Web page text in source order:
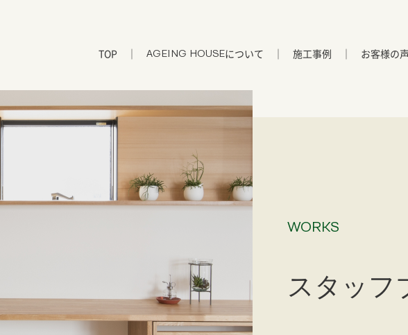
TOP AGEING HOUSEについて 施工事例 お客様の
WORKS
スタッフ